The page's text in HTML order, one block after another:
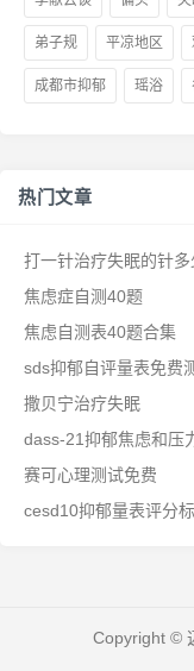
弟子规 平凉地区
成都市抑郁 瑶浴
热门文章
打一针治疗失眠的针多
焦虑症自测40题
焦虑自测表40题合集
sds抑郁自评量表免费
撒贝宁治疗失眠
dass-21抑郁焦虑和压
赛可心理测试免费
cesd10抑郁量表评分
Copyright ©